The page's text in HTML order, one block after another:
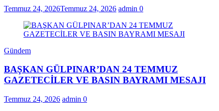
Temmuz 24, 2026Temmuz 24, 2026 admin 0
Gündem
BAŞKAN GÜLPINAR’DAN 24 TEMMUZ
GAZETECİLER VE BASIN BAYRAMI MESAJI
Temmuz 24, 2026 admin 0